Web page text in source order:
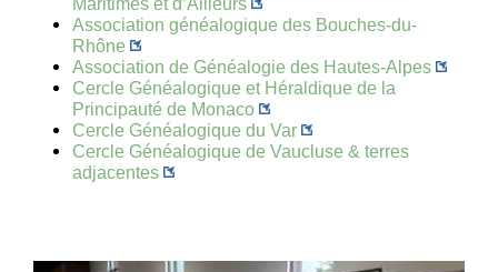
Association généalogique des Bouches-du-
Rhône
Association de Généalogie des Hautes-Alpes
Cercle Généalogique et Héraldique de la
Principauté de Monaco
Cercle Généalogique du Var
Cercle Généalogique de Vaucluse & terres
adjacentes